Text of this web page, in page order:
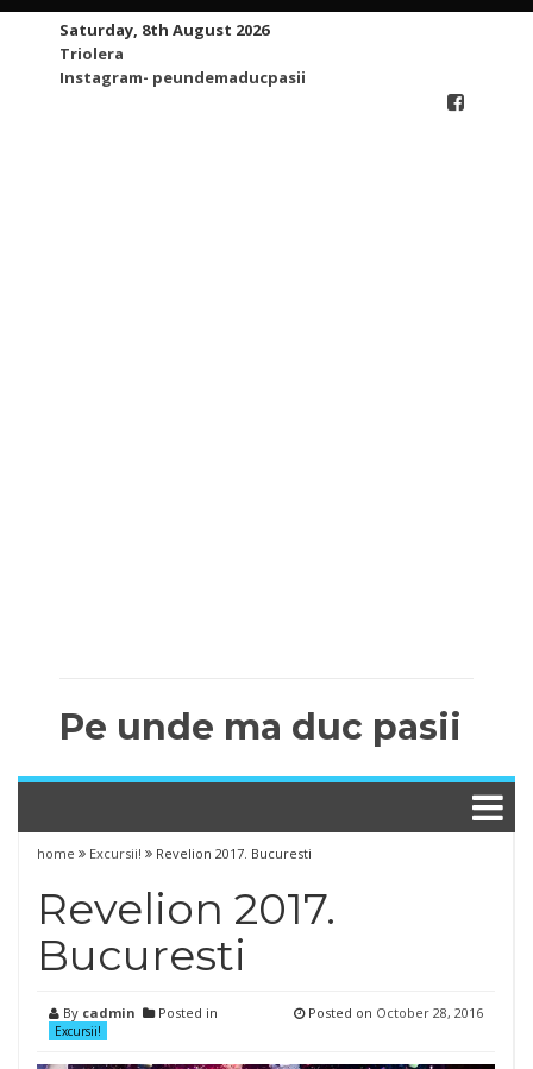
Saturday, 8th August 2026
Triolera
Instagram- peundemaducpasii
Pe unde ma duc pasii
home Excursii! Revelion 2017. Bucuresti
Revelion 2017.
Bucuresti
By cadmin Posted in
Excursii!
Posted on October 28, 2016